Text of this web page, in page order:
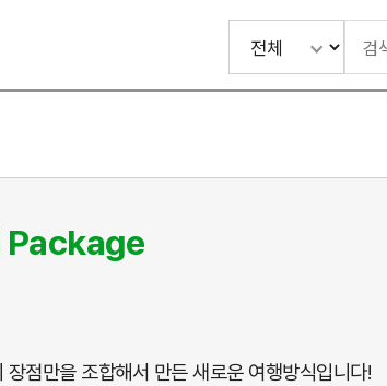
Package
점만을 조합해서 만든 새로운 여행방식입니다!